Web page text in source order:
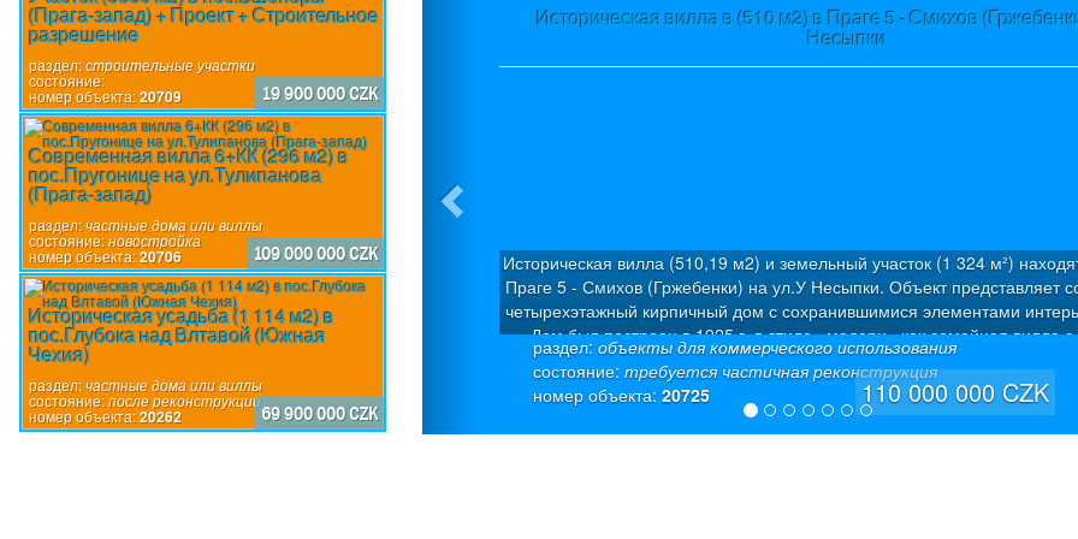
(Прага-запад) + Проект + Строительное
разрешение
раздел:строительные участки
состояние:
номер объекта:20709 19 900 000 CZK
Современная вилла 6+КК (296 м2) в
пос.Пругонице на ул.Тулипанова
(Прага-запад)
раздел:частные дома или виллы
состояние:новостройка
номер объекта:20706 109 000 000 CZK
Историческая усадьба (1 114 м2) в
пос.Глубока над Влтавой (Южная
Чехия)
раздел:частные дома или виллы
состояние:после реконструкции
номер объекта:20262 69 900 000 CZK
Историческая вилла в (510 м2) в Праге 5 - Смихов
Несыпки
раздел:объекты для коммерческого использования
состояние:требуется частичная реконструкция
номер объекта:20725
Историческая вилла (510,19 м2) и земельный участок (1 324 м²)
Праге 5 - Смихов (Гржебенки) на ул.У Несыпки. Объект представляет
четырехэтажный кирпичный дом с сохранившимися элементами
Дом был построен в 1925 г. в стиле «модерн» как семейная вилла с
квартирами. Была проведена капитальная дорогостоящая
Полезная площадь: 510,19 м² (из которых 50 м² – полуподвал + 50 м²
подвал). На каждом этаже предусмотрена входная дверь. Это
использовать каждый уровень как отдельные жилые единицы.
110 000 000 CZK